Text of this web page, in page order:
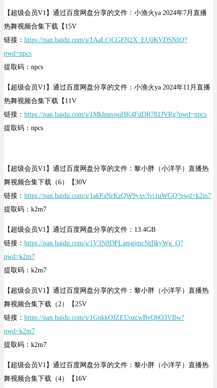
【超级会员V1】通过百度网盘分享的文件：小渔火ya 2024年7月直播
热舞视频合集下载【15V
链接： https://pan.baidu.com/s/1AaLCjCGFN2X_EU0KVDSNIQ?
pwd=npcs
提取码：npcs
【超级会员V1】通过百度网盘分享的文件：小渔火ya 2024年11月直播
热舞视频合集下载【11V
链接： https://pan.baidu.com/s/1MkhneosqHK4FdDR781JVRg?pwd=npcs
提取码：npcs
【超级会员V1】通过百度网盘分享的文件：黎小胖（小洋芋）直播热
舞视频合集下载（6）【30V
链接： https://pan.baidu.com/s/1akPaNrKzQW9yxv3vi1uWGQ?pwd=k2m7
提取码：k2m7
【超级会员V1】通过百度网盘分享的文件：13.4GB
链接： https://pan.baidu.com/s/1V3N8DPLamgjmcNtBkyWg_Q?
pwd=k2m7
提取码：k2m7
【超级会员V1】通过百度网盘分享的文件：黎小胖（小洋芋）直播热
舞视频合集下载（2）【25V
链接： https://pan.baidu.com/s/1GnkkOJZEUozcwBvQbO3VBw?
pwd=k2m7
提取码：k2m7
【超级会员V1】通过百度网盘分享的文件：黎小胖（小洋芋）直播热
舞视频合集下载（4）【16V